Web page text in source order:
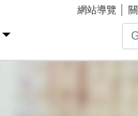
網站導覽